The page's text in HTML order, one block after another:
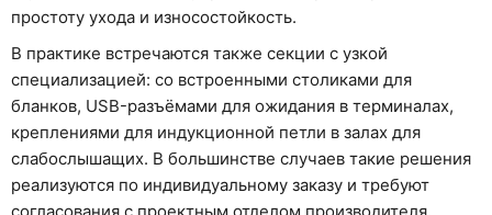
простоту ухода и износостойкость.
В практике встречаются также секции с узкой
специализацией: со встроенными столиками для
бланков, USB-разъёмами для ожидания в терминалах,
креплениями для индукционной петли в залах для
слабослышащих. В большинстве случаев такие решения
реализуются по индивидуальному заказу и требуют